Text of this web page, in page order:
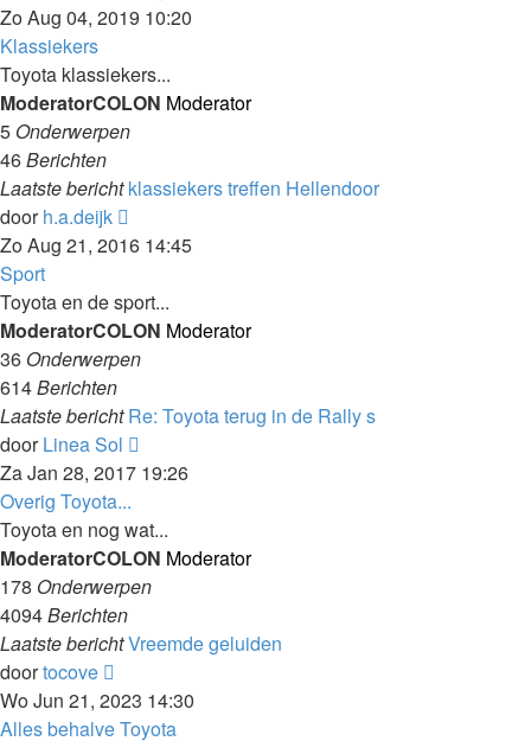
Zo Aug 04, 2019 10:20
Klassiekers
Toyota klassiekers...
ModeratorCOLON Moderator
5 Onderwerpen
46Berichten
Laatste bericht klassiekers treffen Hellendoor
doorh.a.deijk
bericht
Zo Aug 21, 2016 14:45
Sport
Toyota en de sport...
ModeratorCOLON Moderator
36 Onderwerpen
614Berichten
Laatste bericht Re: Toyota terug in de Rally s
doorLinea Sol
bericht
Za Jan 28, 2017 19:26
Overig Toyota...
Toyota en nog wat...
ModeratorCOLON Moderator
178 Onderwerpen
4094Berichten
Laatste berichtVreemde geluiden
doortocove
bericht
bekijken
Wo Jun 21, 2023 14:30
Alles behalve Toyota